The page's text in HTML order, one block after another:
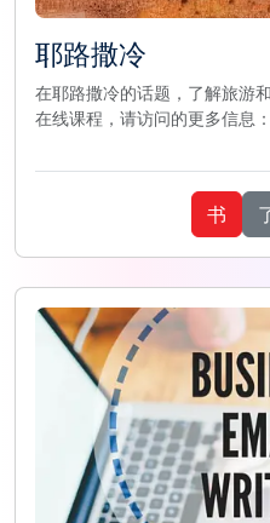
耶路撒冷
在耶路撒冷的话题，了解旅游
在线课程，请访问的更多信
书